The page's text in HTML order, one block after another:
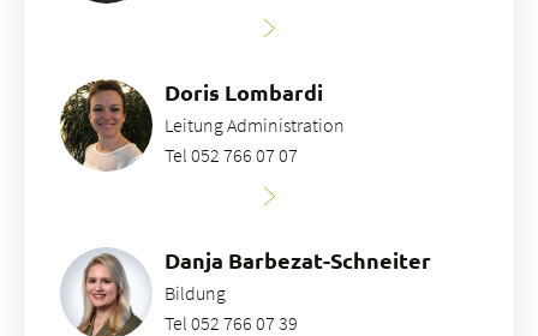
Doris Lombardi
Leitung Administration
Tel 052 766 07 07
Danja Barbezat-Schneiter
Bildung
Tel 052 766 07 39